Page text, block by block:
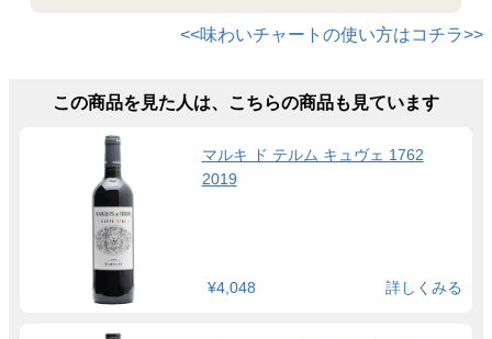
<<味わいチャートの使い方はコチラ>>
この商品を見た人は、こちらの商品も見ています
マルキ ド テルム キュヴェ 1762
2019
¥4,048 詳しくみる